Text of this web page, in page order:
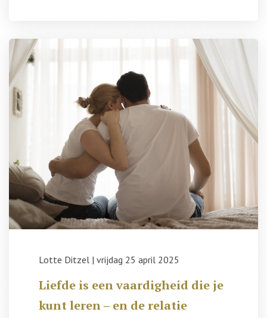
Lotte Ditzel | vrijdag 25 april 2025
Liefde is een vaardigheid die je
kunt leren – en de relatie